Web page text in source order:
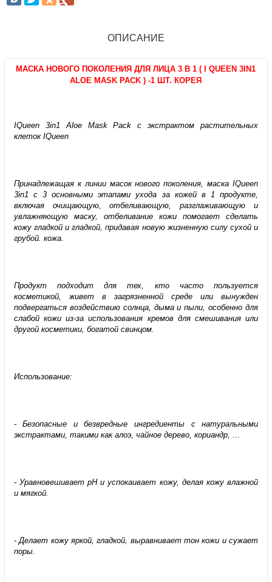
ОПИСАНИЕ
МАСКА НОВОГО ПОКОЛЕНИЯ ДЛЯ ЛИЦА 3 В 1 ( I QUEEN 3IN1
ALOE MASK PACK ) -1 ШТ. КОРЕЯ
IQueen 3in1 Aloe Mask Pack с экстрактом растительных
клеток IQueen
Принадлежащая к линии масок нового поколения, маска IQueen
3in1 с 3 основными этапами ухода за кожей в 1 продукте,
включая очищающую, отбеливающую, разглаживающую и
увлажняющую маску, отбеливание кожи помогает сделать
кожу гладкой и гладкой, придавая новую жизненную силу сухой и
грубой. кожа.
Продукт подходит для тех, кто часто пользуется
косметикой, живет в загрязненной среде или вынужден
подвергаться воздействию солнца, дыма и пыли, особенно для
слабой кожи из-за использования кремов для смешивания или
другой косметики, богатой свинцом.
Использование:
- Безопасные и безвредные ингредиенты с натуральными
экстрактами, такими как алоэ, чайное дерево, кориандр, ...
- Уравновешивает pH и успокаивает кожу, делая кожу влажной
и мягкой.
- Делает кожу яркой, гладкой, выравнивает тон кожи и сужает
поры.